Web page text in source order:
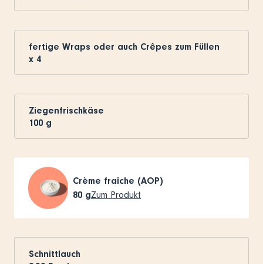
fertige Wraps oder auch Crêpes zum Füllen
x 4
Ziegenfrischkäse
100 g
Crème fraîche (AOP)
80 gZum Produkt
Schnittlauch